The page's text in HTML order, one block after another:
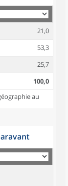
21,0
53,3
25,7
100,0
au